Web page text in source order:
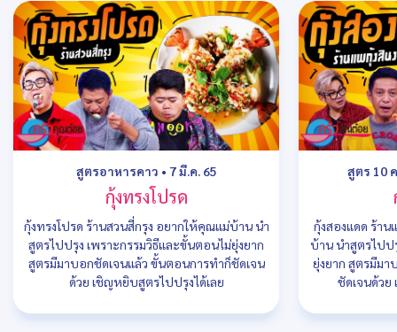
สูตรอาหารคาว • 7 มี.ค. 65
กุ้งทรงโปรด
กุ้งทรงโปรด ร้านสวนสี่กรุง อยากให้คุณแม่บ้าน นำ
สูตรไปปรุง เพราะกรรมวิธีและขั้นตอนไม่ยุ่งยาก
สูตรมีมาบอกชัดเจนแล้ว ขั้นตอนการทำก็ชัดเจน
ด้วย เชิญหยิบสูตรไปปรุงได้เลย
สูตร 10
กุ้งสองแดด ร้า
บ้าน นำสูตรไปป
ยุ่งยาก สูตรมีม
ชัดเจนด้วย